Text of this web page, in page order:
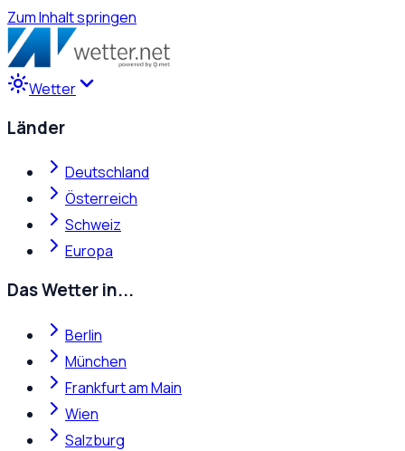
Zum Inhalt springen
Wetter
Länder
Deutschland
Österreich
Schweiz
Europa
Das Wetter in...
Berlin
München
Frankfurt am Main
Wien
Salzburg